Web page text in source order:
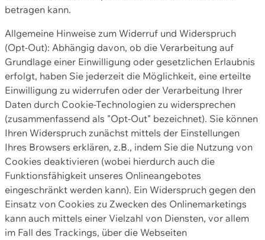
betragen kann.
Allgemeine Hinweise zum Widerruf und Widerspruch
(Opt-Out): Abhängig davon, ob die Verarbeitung auf
Grundlage einer Einwilligung oder gesetzlichen Erlaubnis
erfolgt, haben Sie jederzeit die Möglichkeit, eine erteilte
Einwilligung zu widerrufen oder der Verarbeitung Ihrer
Daten durch Cookie-Technologien zu widersprechen
(zusammenfassend als "Opt-Out" bezeichnet). Sie können
Ihren Widerspruch zunächst mittels der Einstellungen
Ihres Browsers erklären, z.B., indem Sie die Nutzung von
Cookies deaktivieren (wobei hierdurch auch die
Funktionsfähigkeit unseres Onlineangebotes
eingeschränkt werden kann). Ein Widerspruch gegen den
Einsatz von Cookies zu Zwecken des Onlinemarketings
kann auch mittels einer Vielzahl von Diensten, vor allem
im Fall des Trackings, über die Webseiten